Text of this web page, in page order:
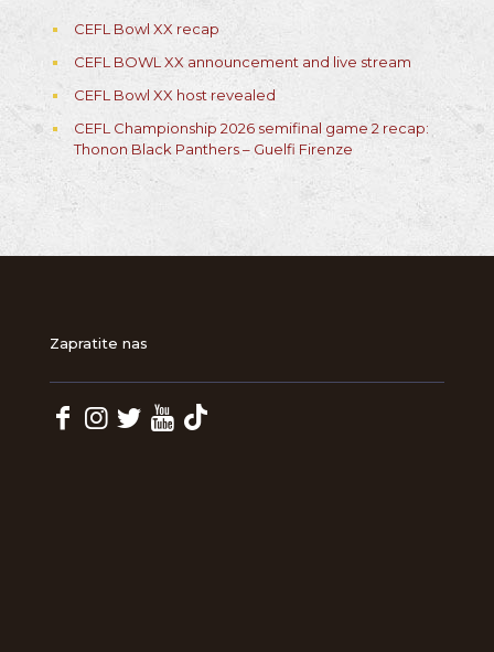
CEFL Bowl XX recap
CEFL BOWL XX announcement and live stream
CEFL Bowl XX host revealed
CEFL Championship 2026 semifinal game 2 recap:
Thonon Black Panthers – Guelfi Firenze
Zapratite nas